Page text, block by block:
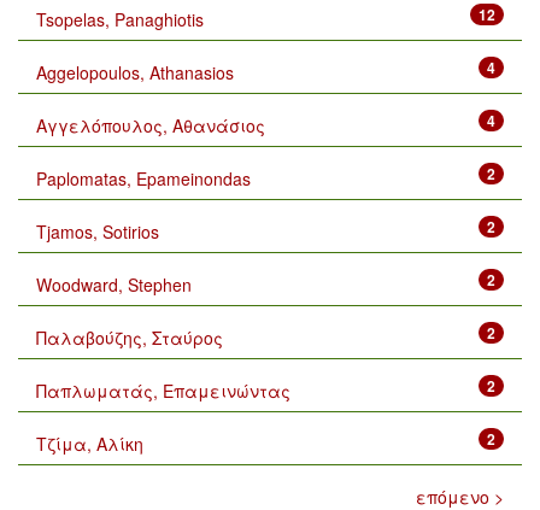
12
Tsopelas, Panaghiotis
4
Aggelopoulos, Athanasios
4
Αγγελόπουλος, Αθανάσιος
2
Paplomatas, Epameinondas
2
Tjamos, Sotirios
2
Woodward, Stephen
2
Παλαβούζης, Σταύρος
2
Παπλωματάς, Επαμεινώντας
2
Τζίμα, Αλίκη
επόμενο >